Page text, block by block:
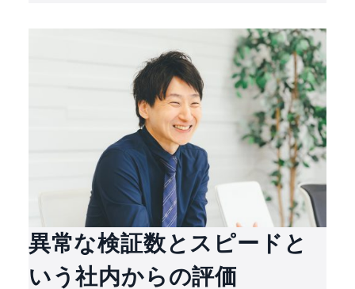
異常な検証数とスピードと
いう社内からの評価